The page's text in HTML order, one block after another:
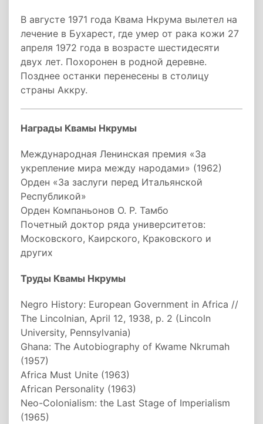
В августе 1971 года Квама Нкрума вылетел на
лечение в Бухарест, где умер от рака кожи 27
апреля 1972 года в возрасте шестидесяти
двух лет. Похоронен в родной деревне.
Позднее останки перенесены в столицу
страны Аккру.
Награды Квамы Нкрумы
Международная Ленинская премия «За
укрепление мира между народами» (1962)
Орден «За заслуги перед Итальянской
Республикой»
Орден Компаньонов О. Р. Тамбо
Почетный доктор ряда университетов:
Московского, Каирского, Краковского и
других
Труды Квамы Нкрумы
Negro History: European Government in Africa //
The Lincolnian, April 12, 1938, p. 2 (Lincoln
University, Pennsylvania)
Ghana: The Autobiography of Kwame Nkrumah
(1957)
Africa Must Unite (1963)
African Personality (1963)
Neo-Colonialism: the Last Stage of Imperialism
(1965)